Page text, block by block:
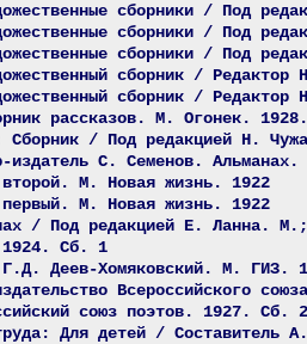
сборники / Под
сборники / Под
сборники / Под
сборник /
сборник /
рассказов. М. Огонек.
Сборник / Под редакцией Н.
издатель С. Семенов.
М. Новая жизнь. 1922
М. Новая жизнь. 1922
/ Под редакцией Е. Ланна.
Сб. 1
Деев-Хомяковский. М. ГИЗ.
Всероссийского
союз поэтов. 1927. Сб. 2
Для детей /